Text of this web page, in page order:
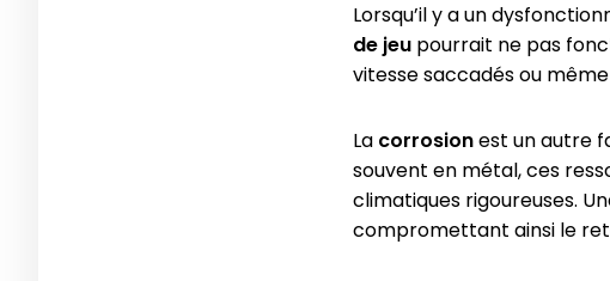
Lorsqu’il y a un
de jeu pourrait ne pas
vitesse saccadés ou
La corrosionest un autre
souvent en métal, ces
climatiques rigoureuses.
compromettant ainsi le